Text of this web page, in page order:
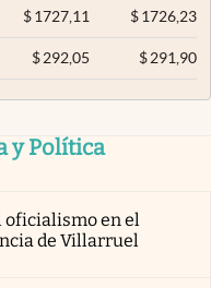
$ 1727,11 $1726,23
$292,05 $291,90
y Política
oficialismo en el
de Villarruel